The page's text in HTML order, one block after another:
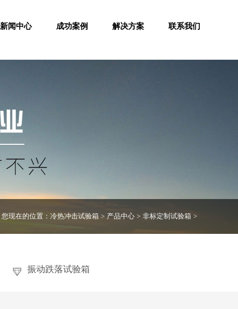
新闻中心 成功案例 解决方案 联系我们
您现在的位置： 冷热冲击试验箱 > 产品中心 > 非标定制试验箱 >
振动跌落试验箱